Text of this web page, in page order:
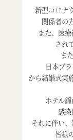
新型コロナ
関係者の
また、医
され
ま
日本ブ
から結婚式実
ホテル
感
それに伴い
皆様